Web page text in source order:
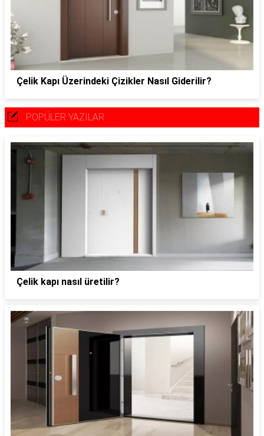
Çelik Kapı Üzerindeki Çizikler Nasıl Giderilir?
POPÜLER YAZILAR
Çelik kapı nasıl üretilir?